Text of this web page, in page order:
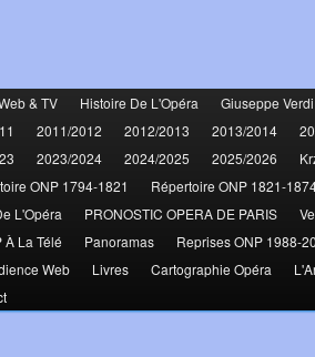
& TV Histoire De L'Opéra Giuseppe Verdi
2011/2012 2012/2013 2013/2014
2023/2024 2024/2025 2025/2026
ONP 1794-1821 Répertoire ONP 1821-
L'Opéra PRONOSTIC OPERA DE PARIS
À La Télé Panoramas Reprises ONP 1988-
Web Livres Cartographie Opéra